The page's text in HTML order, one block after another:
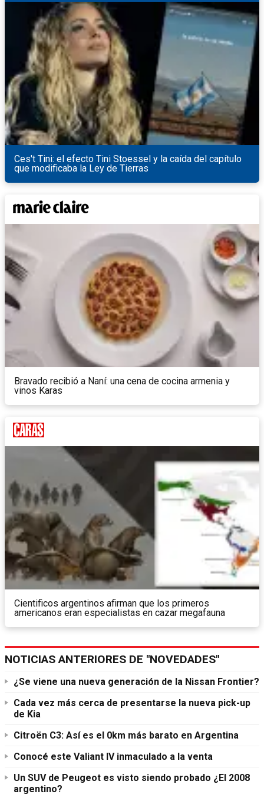
Ces't Tini: el efecto Tini Stoessel y la caída del capítulo
que modificaba la Ley de Tierras
Bravado recibió a Naní: una cena de cocina armenia y
vinos Karas
Cientificos argentinos afirman que los primeros
americanos eran especialistas en cazar megafauna
NOTICIAS ANTERIORES DE "NOVEDADES"
¿Se viene una nueva generación de la Nissan Frontier?
Cada vez más cerca de presentarse la nueva pick-up
de Kia
Citroën C3: Así es el 0km más barato en Argentina
Conocé este Valiant IV inmaculado a la venta
Un SUV de Peugeot es visto siendo probado ¿El 2008
argentino?